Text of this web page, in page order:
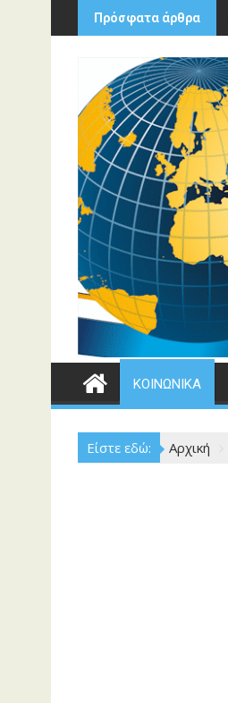
Περάστε
στο
περιεχόμενο
Πρόσφατα άρθρα
ΚΟΙΝΩΝΙΚΑ
Είστε εδώ: Αρχική